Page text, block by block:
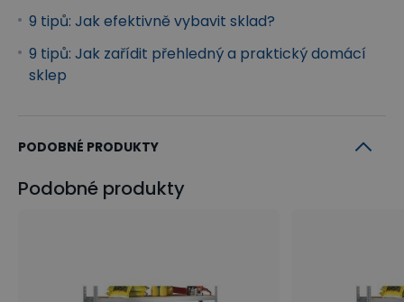
9 tipů: Jak efektivně vybavit sklad?
9 tipů: Jak zařídit přehledný a praktický domácí
sklep
PODOBNÉ PRODUKTY
Podobné produkty